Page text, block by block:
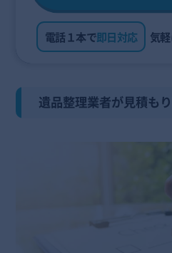
電話１本で即日対応 気
遺品整理業者が見積も